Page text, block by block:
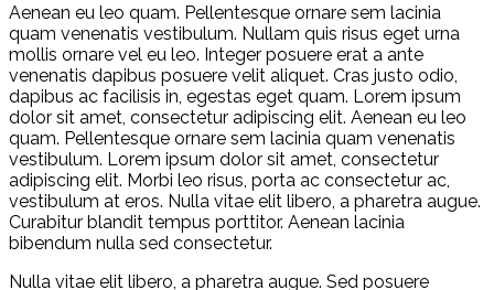
Aenean eu leo quam. Pellentesque ornare sem lacinia
quam venenatis vestibulum. Nullam quis risus eget urna
mollis ornare vel eu leo. Integer posuere erat a ante
venenatis dapibus posuere velit aliquet. Cras justo odio,
dapibus ac facilisis in, egestas eget quam. Lorem ipsum
dolor sit amet, consectetur adipiscing elit. Aenean eu leo
quam. Pellentesque ornare sem lacinia quam venenatis
vestibulum. Lorem ipsum dolor sit amet, consectetur
adipiscing elit. Morbi leo risus, porta ac consectetur ac,
vestibulum at eros. Nulla vitae elit libero, a pharetra augue.
Curabitur blandit tempus porttitor. Aenean lacinia
bibendum nulla sed consectetur.
Nulla vitae elit libero, a pharetra augue. Sed posuere